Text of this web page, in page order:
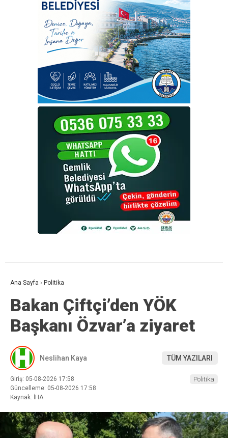
Ana Sayfa › Politika
Bakan Çiftçi’den YÖK
Başkanı Özvar’a ziyaret
Neslihan Kaya TÜM YAZILARI
Giriş: 05-08-2026 17:58
Güncelleme: 05-08-2026 17:58
Kaynak: İHA
Politika